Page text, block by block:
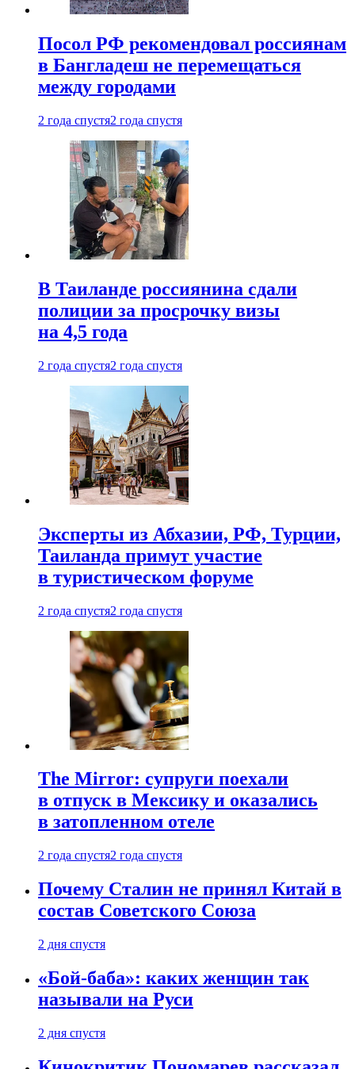
Посол РФ рекомендовал россиянам
в Бангладеш не перемещаться
между городами
2 года спустя2 года спустя
В Таиланде россиянина сдали
полиции за просрочку визы
на 4,5 года
2 года спустя2 года спустя
Эксперты из Абхазии, РФ, Турции,
Таиланда примут участие
в туристическом форуме
2 года спустя2 года спустя
The Mirror: супруги поехали
в отпуск в Мексику и оказались
в затопленном отеле
2 года спустя2 года спустя
Почему Сталин не принял Китай в
состав Советского Союза
2 дня спустя
«Бой-баба»: каких женщин так
называли на Руси
2 дня спустя